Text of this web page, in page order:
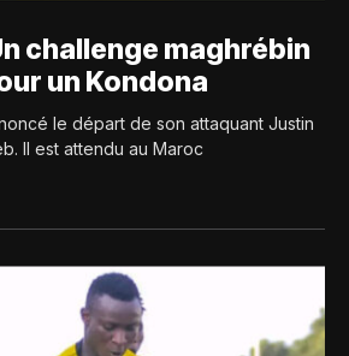
challenge maghrébin
un Kondona
le départ de son attaquant Justin
Il est attendu au Maroc